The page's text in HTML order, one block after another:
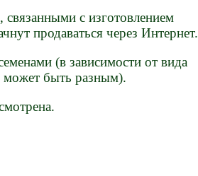
с изготовлением
продаваться через Интернет.
(в зависимости от вида
может быть разным).